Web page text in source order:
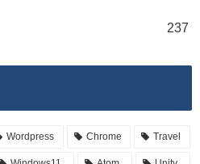
237
Wordpress Chrome Travel